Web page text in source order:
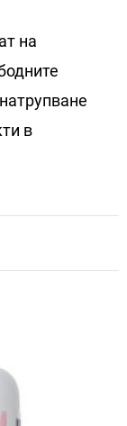
на
в